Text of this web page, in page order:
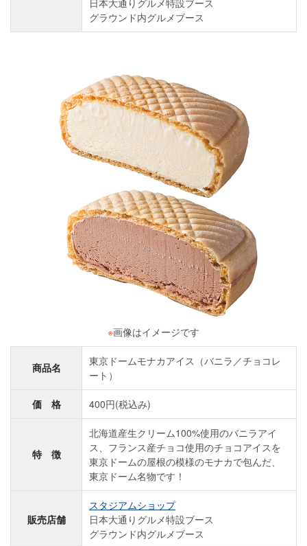
日本大通りグルメ特設ブース
グラウンド内グルメブース
※画像はイメージです
商品名
東京ドームモナカアイス（バニラ／チョコレ
ート）
価 格 400円(税込み)
特 徴
北海道産生クリーム100%使用のバニラアイ
ス、フランス産チョコ使用のチョコアイスを
東京ドームの屋根の模様のモナカで包んだ、
東京ドーム名物です！
販売店舗
スタジアムショップ
日本大通りグルメ特設ブース
グラウンド内グルメブース